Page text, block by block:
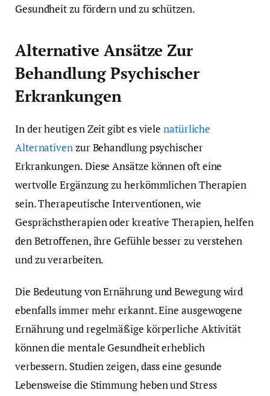
Gesundheit zu fördern und zu schützen.
Alternative Ansätze Zur
Behandlung Psychischer
Erkrankungen
In der heutigen Zeit gibt es vielenatürliche
Alternativenzur Behandlung psychischer
Erkrankungen. Diese Ansätze können oft eine
wertvolle Ergänzung zu herkömmlichen Therapien
sein. Therapeutische Interventionen, wie
Gesprächstherapien oder kreative Therapien, helfen
den Betroffenen, ihre Gefühle besser zu verstehen
und zu verarbeiten.
Die Bedeutung von Ernährung und Bewegung wird
ebenfalls immer mehr erkannt. Eine ausgewogene
Ernährung und regelmäßige körperliche Aktivität
können die mentale Gesundheit erheblich
verbessern. Studien zeigen, dass eine gesunde
Lebensweise die Stimmung heben und Stress